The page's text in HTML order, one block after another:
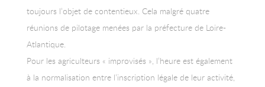
toujours l’objet de contentieux. Cela malgré quatre
réunions de pilotage menées par la préfecture de Loire-
Atlantique.
Pour les agriculteurs « improvisés », l’heure est également
à la normalisation entre l’inscription légale de leur activité,